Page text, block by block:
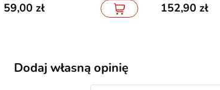
59,00 152,90
Dodaj własną opinię